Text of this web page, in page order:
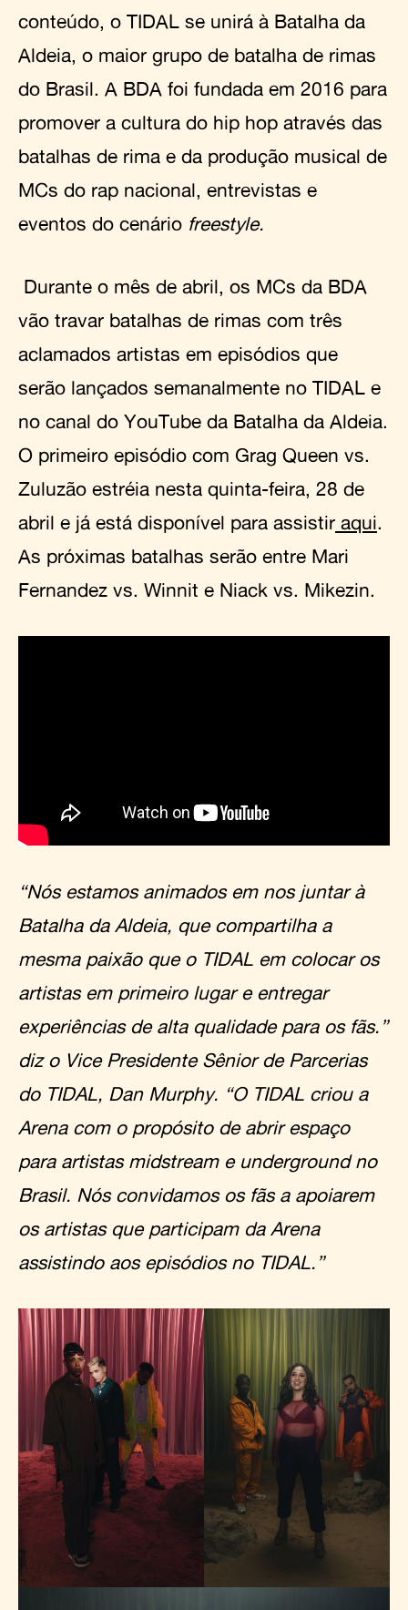
conteúdo, o TIDAL se unirá à Batalha da
Aldeia, o maior grupo de batalha de rimas
do Brasil. A BDA foi fundada em 2016 para
promover a cultura do hip hop através das
batalhas de rima e da produção musical de
MCs do rap nacional, entrevistas e
eventos do cenário freestyle.
Durante o mês de abril, os MCs da BDA
vão travar batalhas de rimas com três
aclamados artistas em episódios que
serão lançados semanalmente no TIDAL e
no canal do YouTube da Batalha da Aldeia.
O primeiro episódio com Grag Queen vs.
Zuluzão estréia nesta quinta-feira, 28 de
abril e já está disponível para assistir aqui.
As próximas batalhas serão entre Mari
Fernandez vs. Winnit e Niack vs. Mikezin.
“Nós estamos animados em nos juntar à
Batalha da Aldeia, que compartilha a
mesma paixão que o TIDAL em colocar os
artistas em primeiro lugar e entregar
experiências de alta qualidade para os fãs.”
diz o Vice Presidente Sênior de Parcerias
do TIDAL, Dan Murphy. “O TIDAL criou a
Arena com o propósito de abrir espaço
para artistas midstream e underground no
Brasil. Nós convidamos os fãs a apoiarem
os artistas que participam da Arena
assistindo aos episódios no TIDAL.”